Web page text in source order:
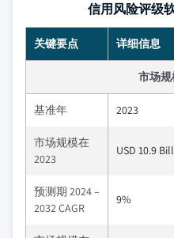
信用风险评级
关键要点 详细信息
市场
基准年 2023
市场规模在
2023
USD 10.9
预测期 2024 –
2032 CAGR
9%